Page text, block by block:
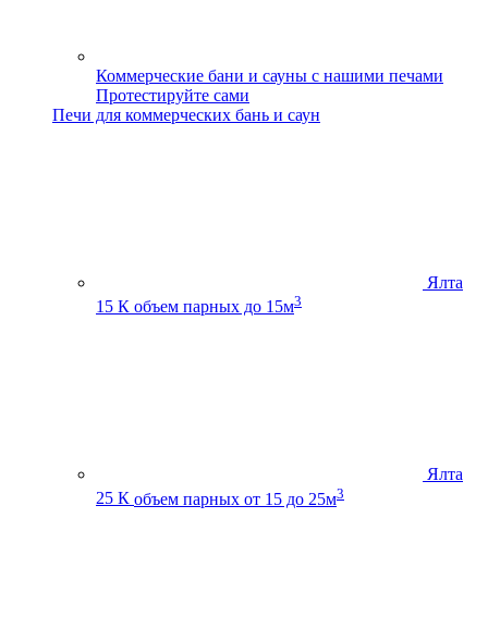
Коммерческие бани и сауны с нашими печами
Протестируйте сами
Печи для коммерческих бань и саун
Ялта
15 К объем парных до 15м3
Ялта
25 К объем парных от 15 до 25м3